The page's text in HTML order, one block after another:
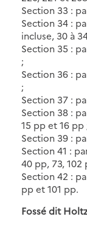
Section 33 :
Section 34 :
incluse, 30 à
Section 35 :
;
Section 36 :
;
Section 37 :
Section 38 :
15 pp et 16 pp
Section 39 :
Section 41 :
40 pp, 73, 102
Section 42 :
pp et 101 pp.
Fossé dit